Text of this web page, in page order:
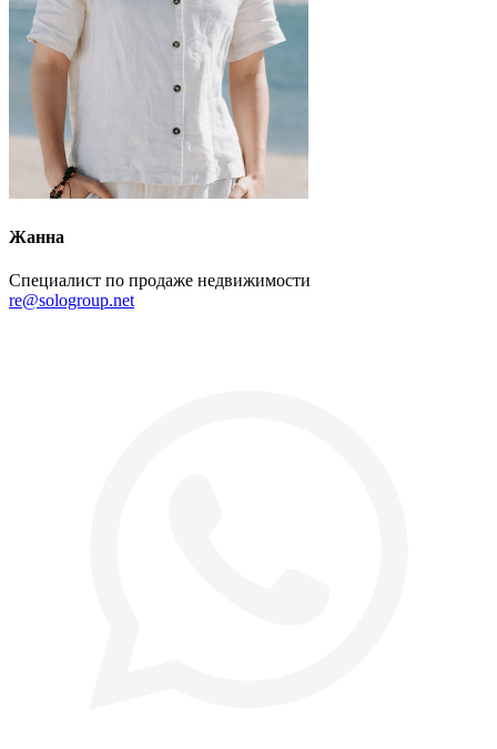
Жанна
Специалист по продаже недвижимости
re@sologroup.net